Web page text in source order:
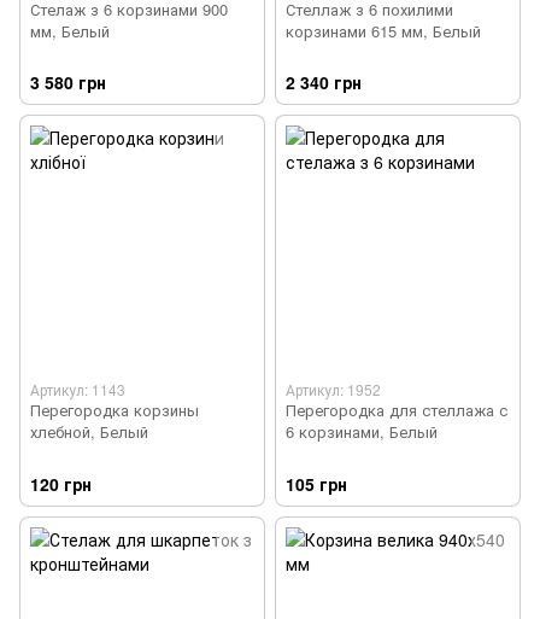
Стелаж з 6 корзинами 900
мм, Белый
3 580 грн
Стеллаж з 6 похилими
корзинами 615 мм, Белый
2 340 грн
Артикул: 1143
Перегородка корзины
хлебной, Белый
120 грн
Артикул: 1952
Перегородка для стеллажа с
6 корзинами, Белый
105 грн